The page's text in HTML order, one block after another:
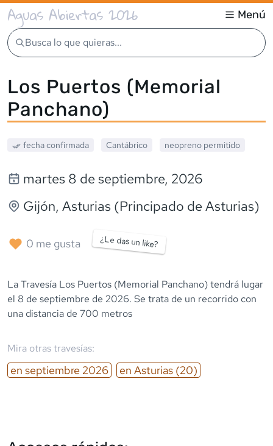
Aguas Abiertas 2026 Menú
Busca lo que quieras...
Los Puertos (Memorial
Panchano)
fecha confirmada Cantábrico neopreno permitido
martes 8 de septiembre, 2026
Gijón, Asturias (Principado de Asturias)
0 me gusta ¿Le das un like?
La Travesía Los Puertos (Memorial Panchano) tendrá lugar
el 8 de septiembre de 2026. Se trata de un recorrido con
una distancia de 700 metros
Mira otras travesías:
en septiembre 2026 en Asturias (20)